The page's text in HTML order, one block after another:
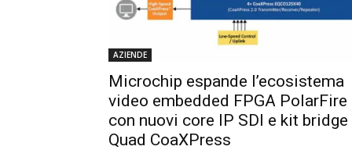
AZIENDE
Microchip espande l’ecosistema
video embedded FPGA PolarFire
con nuovi core IP SDI e kit bridge
Quad CoaXPress